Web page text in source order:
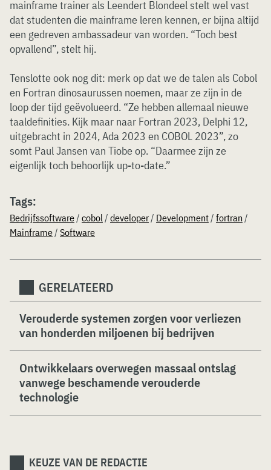
mainframe trainer als Leendert Blondeel stelt wel vast
dat studenten die mainframe leren kennen, er bijna altijd
een gedreven ambassadeur van worden. “Toch best
opvallend”, stelt hij.
Tenslotte ook nog dit: merk op dat we de talen als Cobol
en Fortran dinosaurussen noemen, maar ze zijn in de
loop der tijd geëvolueerd. “Ze hebben allemaal nieuwe
taaldefinities. Kijk maar naar Fortran 2023, Delphi 12,
uitgebracht in 2024, Ada 2023 en COBOL 2023”, zo
somt Paul Jansen van Tiobe op. “Daarmee zijn ze
eigenlijk toch behoorlijk up-to-date.”
Tags:
Bedrijfssoftware/ cobol/ developer/ Development/ fortran /
Mainframe/ Software
GERELATEERD
Verouderde systemen zorgen voor verliezen
van honderden miljoenen bij bedrijven
Ontwikkelaars overwegen massaal ontslag
vanwege beschamende verouderde
technologie
KEUZE VAN DE REDACTIE